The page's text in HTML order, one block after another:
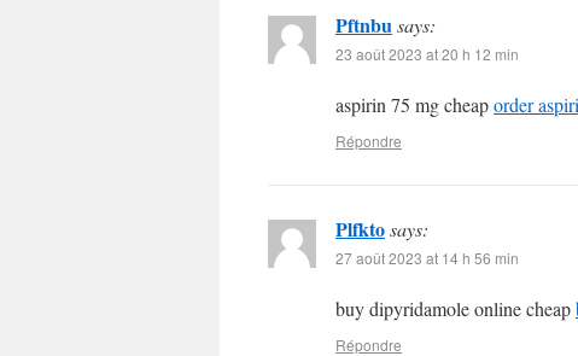
Pftnbusays:
23 août 2023 at 20 h 12 min
aspirin 75 mg cheaporder
Répondre
Plfktosays:
27 août 2023 at 14 h 56 min
buy dipyridamole online cheap
Répondre